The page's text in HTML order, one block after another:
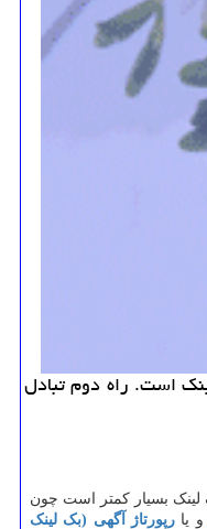
است. راه دوم تبادل
لینک بسیار کمتر است چون
و یا رپورتاژ آگهی (بک لینک